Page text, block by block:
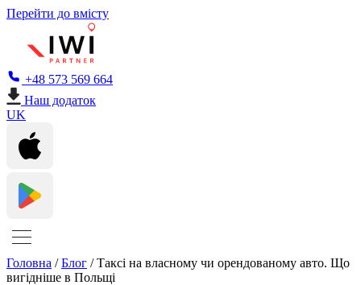
Перейти до вмісту
+48 573 569 664
Наш додаток
UK
Головна /Блог /Таксі на власному чи орендованому авто. Що
вигідніше в Польщі